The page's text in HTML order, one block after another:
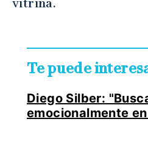
vitrina.
Te puede
Diego Silber:
emocionalmente